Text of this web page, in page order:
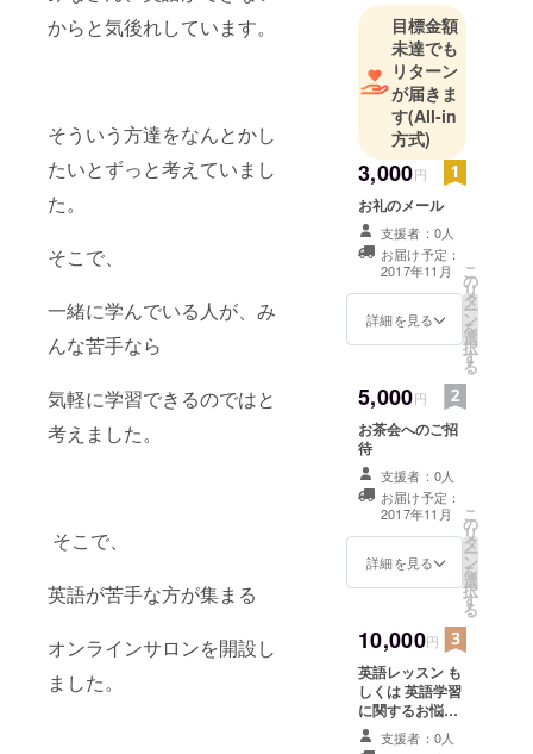
からと気後れしています。
そういう方達をなんとかし
たいとずっと考えていまし
た。
そこで、
一緒に学んでいる人が、み
んな苦手なら
気軽に学習できるのではと
考えました。
そこで、
英語が苦手な方が集まる
オンラインサロンを開設し
ました。
に行くこと
を決意して
いた。
中学で英語
の授業が始
まると、英
語に興味を
持ち英語の
勉強が楽し
くなり、英
語教師にな
ろうと考え
る。
時、家庭の
事情で学校
を決めら
れ、行きた
い学校への
受験ができ
なかった。
に行ってい
れば」と考
える事があ
る。
大学受験
目標金額
未達でも
リターン
が届きま
す(All-in
方式)
3,000円
お礼のメール
支援者：0人
お届け予定：
2017年11月
詳細を見る
こ
の
リ
タ
ー
ン
を
選
択
す
る
5,000円
お茶会へのご招
待
支援者：0人
お届け予定：
2017年11月
詳細を見る
こ
の
リ
タ
ー
ン
を
選
択
す
る
10,000円
英語レッスン も
しくは 英語学習
に関するお悩み
相談支援者：0人